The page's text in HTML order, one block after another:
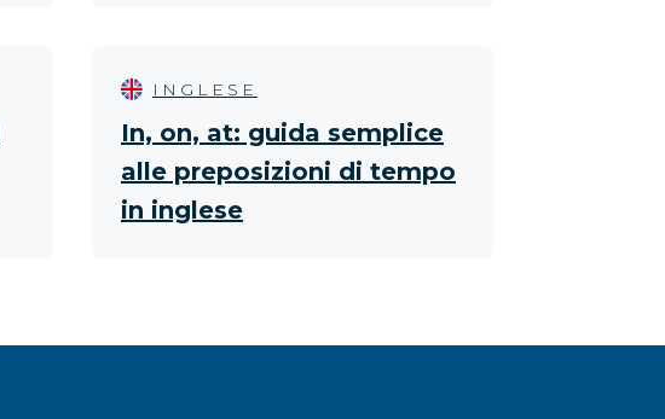
INGLESE
In, on, at: guida semplice
alle preposizioni di tempo
in inglese